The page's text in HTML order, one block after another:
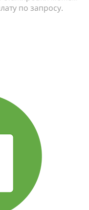
по запросу.